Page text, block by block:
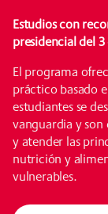
Estudios con
presidencial del 3
El programa
práctico basado
estudiantes se
vanguardia y
y atender las
nutrición y
vulnerables.